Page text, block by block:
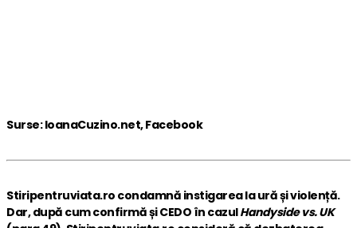
Surse: IoanaCuzino.net, Facebook
Stiripentruviata.ro condamnă instigarea la ură și violență.
Dar, după cum confirmă și CEDO în cazulHandyside vs. UK